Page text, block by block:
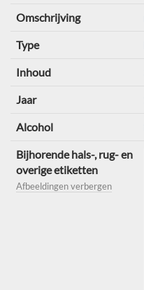
Omschrijving
Type
Inhoud
Jaar
Alcohol
Bijhorende hals-, rug- en
overige etiketten
Afbeeldingen verbergen